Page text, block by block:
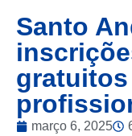
Santo
gratuitos
março 6, 2025